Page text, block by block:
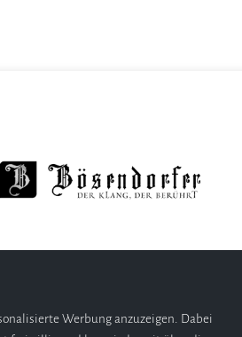
Werbung anzuzeigen. Dabei